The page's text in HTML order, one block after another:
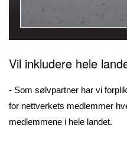
Vil inkludere hele
- Som sølvpartner har vi
for nettverkets medlemmer
medlemmene i hele landet.